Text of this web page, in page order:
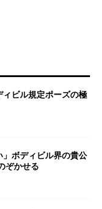
ビル規定ポーズの極
」ボディビル界の貴公
ぞかせる